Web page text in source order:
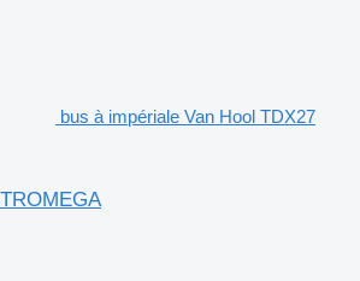
bus à impériale Van Hool TDX27